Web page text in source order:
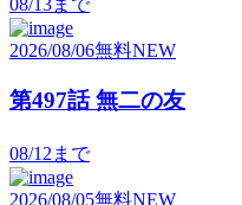
2026/08/06無料NEW
第497話 無二の友
08/12 まで
2026/08/05無料NEW